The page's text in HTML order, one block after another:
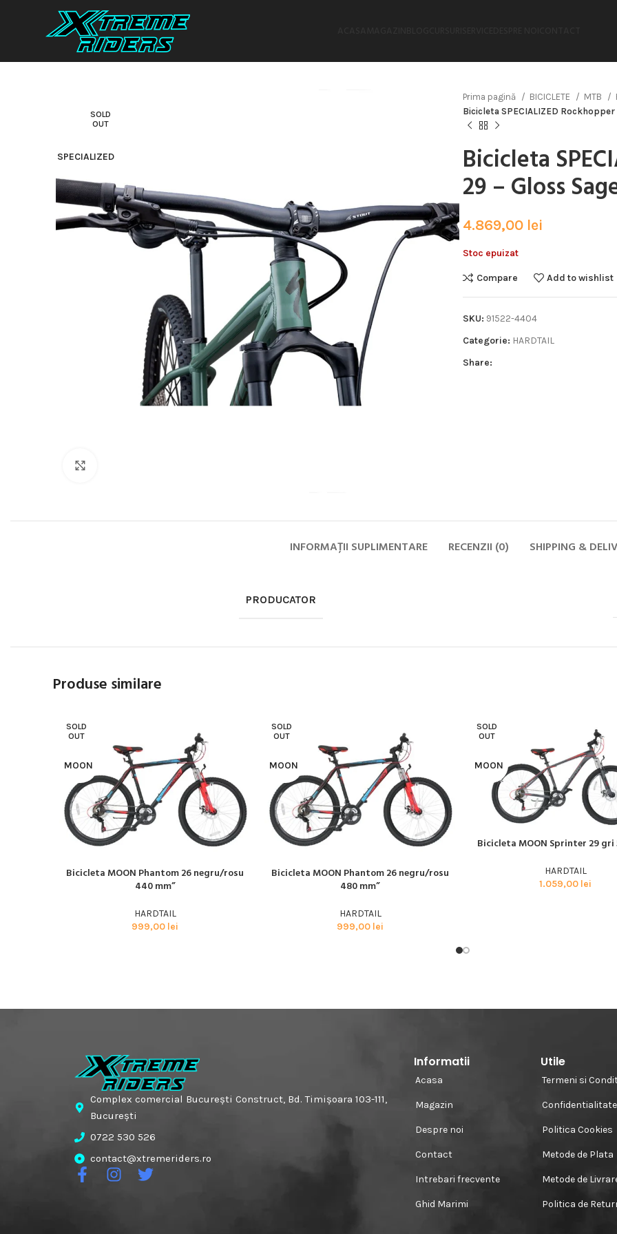
COPII
SOSEA
SOLD
OUT
SPECIALIZED
Prima pagină BICICLETE MTB
Bicicleta SPECIALIZED
Bicicleta
29 – Gloss
4.869,00 lei
Stoc epuizat
Compare Add to wishlist
SKU: 91522-4404
Categorie: HARDTAIL
Share:
INFORMAȚII SUPLIMENTARE RECENZII (0) SHIPPING &
PRODUCATOR
Produse similare
SOLD
OUT
MOON
CITEȘTE MAI MULT
Bicicleta MOON Phantom 26 negru/rosu
440 mm”
HARDTAIL
999,00 lei
SOLD
OUT
MOON
CITEȘTE MAI MULT
Bicicleta MOON Phantom 26 negru/rosu
480 mm”
HARDTAIL
999,00 lei
SOLD
OUT
MOON
CITEȘTE MAI MULT
Bicicleta MOON Sprinter 29 gri
HARDTAIL
1.059,00 lei
Complex comercial București Construct, Bd. Timișoara 103-111,
București
0722 530 526
contact@xtremeriders.ro
Informatii
Acasa
Magazin
Despre noi
Contact
Intrebari frecvente
Ghid Marimi
Utile
Termeni si
Confidentialitate
Politica Cookies
Metode de Plata
Metode de
Politica de